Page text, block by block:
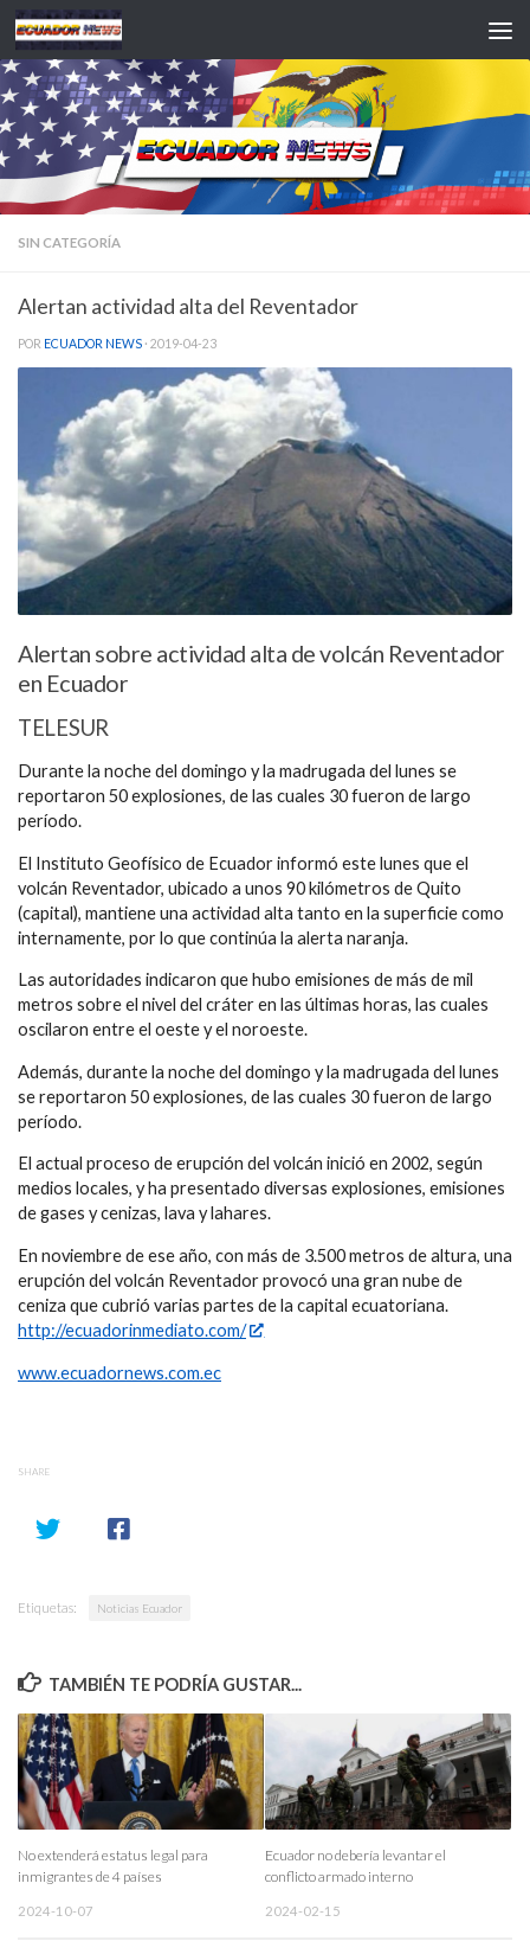
Saltar al contenido
SIN CATEGORÍA
Alertan actividad alta del Reventador
POR ECUADOR NEWS · 2019-04-23
Alertan sobre actividad alta de volcán Reventador
en Ecuador
TELESUR
Durante la noche del domingo y la madrugada del lunes se
reportaron 50 explosiones, de las cuales 30 fueron de largo
período.
El Instituto Geofísico de Ecuador informó este lunes que el
volcán Reventador, ubicado a unos 90 kilómetros de Quito
(capital), mantiene una actividad alta tanto en la superficie como
internamente, por lo que continúa la alerta naranja.
Las autoridades indicaron que hubo emisiones de más de mil
metros sobre el nivel del cráter en las últimas horas, las cuales
oscilaron entre el oeste y el noroeste.
Además, durante la noche del domingo y la madrugada del lunes
se reportaron 50 explosiones, de las cuales 30 fueron de largo
período.
El actual proceso de erupción del volcán inició en 2002, según
medios locales, y ha presentado diversas explosiones, emisiones
de gases y cenizas, lava y lahares.
En noviembre de ese año, con más de 3.500 metros de altura, una
erupción del volcán Reventador provocó una gran nube de
ceniza que cubrió varias partes de la capital ecuatoriana.
http://ecuadorinmediato.com/
www.ecuadornews.com.ec
SHARE
Etiquetas: Noticias Ecuador
TAMBIÉN TE PODRÍA GUSTAR...
No extenderá estatus legal para
inmigrantes de 4 países
2024-10-07
Ecuador no debería levantar el
conflicto armado interno
2024-02-15